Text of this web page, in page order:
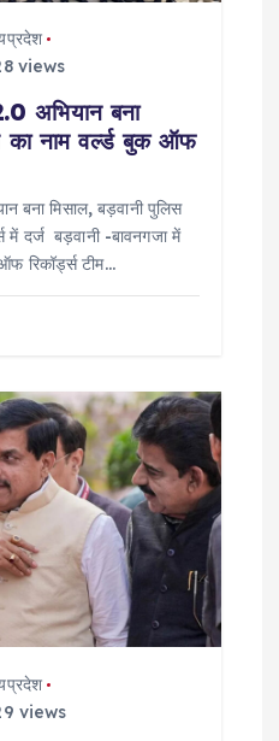
views
अभियान बना
का नाम वर्ल्ड बुक ऑफ
बना मिसाल, बड़वानी पुलिस
में दर्ज बड़वानी -बावनगजा में
रिकॉर्ड्स टीम…
views